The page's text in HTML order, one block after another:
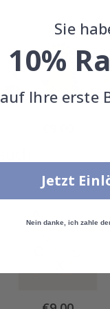
Special
Sie
10%
auf Ihre erste
Jetzt
Nein danke, ich zahle